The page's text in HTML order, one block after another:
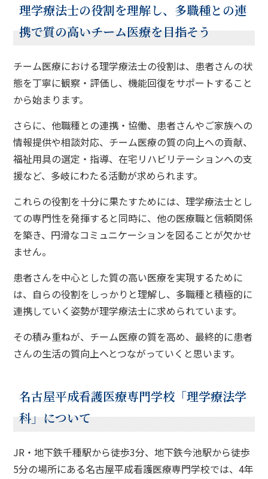
理学療法士の役割を理解し、多職種との連
携で質の高いチーム医療を目指そう
チーム医療における理学療法士の役割は、患者さんの状
態を丁寧に観察・評価し、機能回復をサポートすること
から始まります。
さらに、他職種との連携・協働、患者さんやご家族への
情報提供や相談対応、チーム医療の質の向上への貢献、
福祉用具の選定・指導、在宅リハビリテーションへの支
援など、多岐にわたる活動が求められます。
これらの役割を十分に果たすためには、理学療法士とし
ての専門性を発揮すると同時に、他の医療職と信頼関係
を築き、円滑なコミュニケーションを図ることが欠かせ
ません。
患者さんを中心とした質の高い医療を実現するために
は、自らの役割をしっかりと理解し、多職種と積極的に
連携していく姿勢が理学療法士に求められています。
その積み重ねが、チーム医療の質を高め、最終的に患者
さんの生活の質向上へとつながっていくと思います。
名古屋平成看護医療専門学校「理学療法学
科」について
JR・地下鉄千種駅から徒歩3分、地下鉄今池駅から徒歩
5分の場所にある名古屋平成看護医療専門学校では、4年